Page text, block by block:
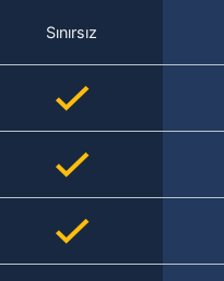
Sınırsız